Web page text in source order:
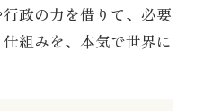
政の力を借りて、必要
組みを、本気で世界に